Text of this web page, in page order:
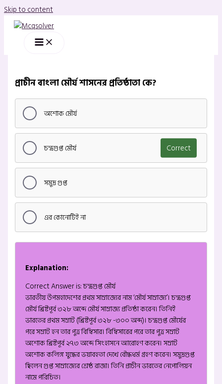
Skip to content
প্রাচীন বাংলা মৌর্য শাসনের প্রতিষ্ঠাতা কে?
অশোক মৌর্য
চন্দ্রগুপ্ত মৌর্য Correct
সমুদ্র গুপ্ত
এর কোনোটিই না
Explanation:
Correct Answer is: চন্দ্রগুপ্ত মৌর্য
ভারতীয় উপমহাদেশের প্রথম সাম্রাজ্যের নাম ‘মৌর্য সাম্রাজ্য’। চন্দ্রগুপ্ত
মৌর্য খ্রিষ্টপূর্ব ৩২৮ অব্দে মৌর্য সাম্রাজ্য প্রতিষ্ঠা করেন। তিনিই
ভারতের প্রথম সম্রাট (খ্রিষ্টপূর্ব ৩২৮ -৩০০ অব্দ)। চন্দ্রগুপ্ত মৌর্যের
পরে সম্রাট হন তার পুত্র বিম্বিসার। বিম্বিসারের পরে তার পুত্র সম্রাট
অশোক খ্রিষ্টপূর্ব ২৭৩ অব্দে সিংহাসনে আরোহণ করেন। সম্রাট
অশোক কলিঙ্গ যুদ্ধের ভয়াবহতা দেখে বৌদ্ধধর্ম গ্রহণ করেন। সমুদ্রগুপ্ত
ছিলেন গুপ্ত সাম্রাজ্যের শ্রেষ্ঠ রাজা। তিনি প্রাচীন ভারতের নেপোলিয়ন
নামে পরিচিত।